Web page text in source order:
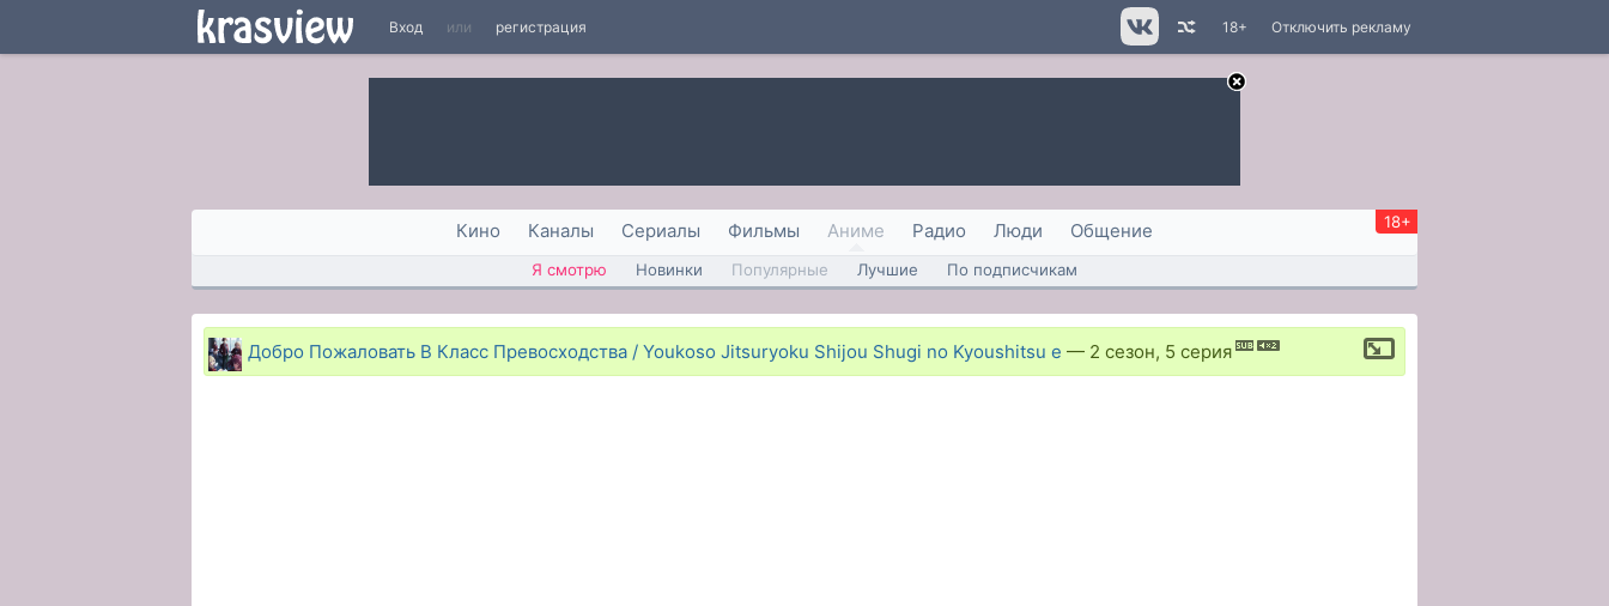
Вход или регистрация Отключить рекламу
18+
Кино Каналы Сериалы Фильмы Аниме Радио Люди Общение 18+
Я смотрю Новинки Популярные Лучшие По подписчикам
Добро Пожаловать В Класс Превосходства / Youkoso Jitsuryoku Shijou Shugi no Kyoushitsu e — 2 сезон, 5 серия